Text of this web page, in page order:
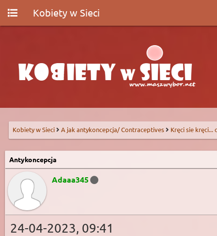
Kobiety w Sieci
Kobiety w Sieci A jak antykoncepcja/ Contraceptives Kręci sie kręci...
Antykoncepcja
Adaaa345
24-04-2023, 09:41